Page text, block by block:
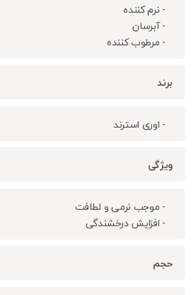
- نرم کننده
- آبرسان
- مرطوب کننده
برند
- اوری استرند
ویژگی
- موجب نرمی و لطافت
- افزایش درخشندگی
حجم